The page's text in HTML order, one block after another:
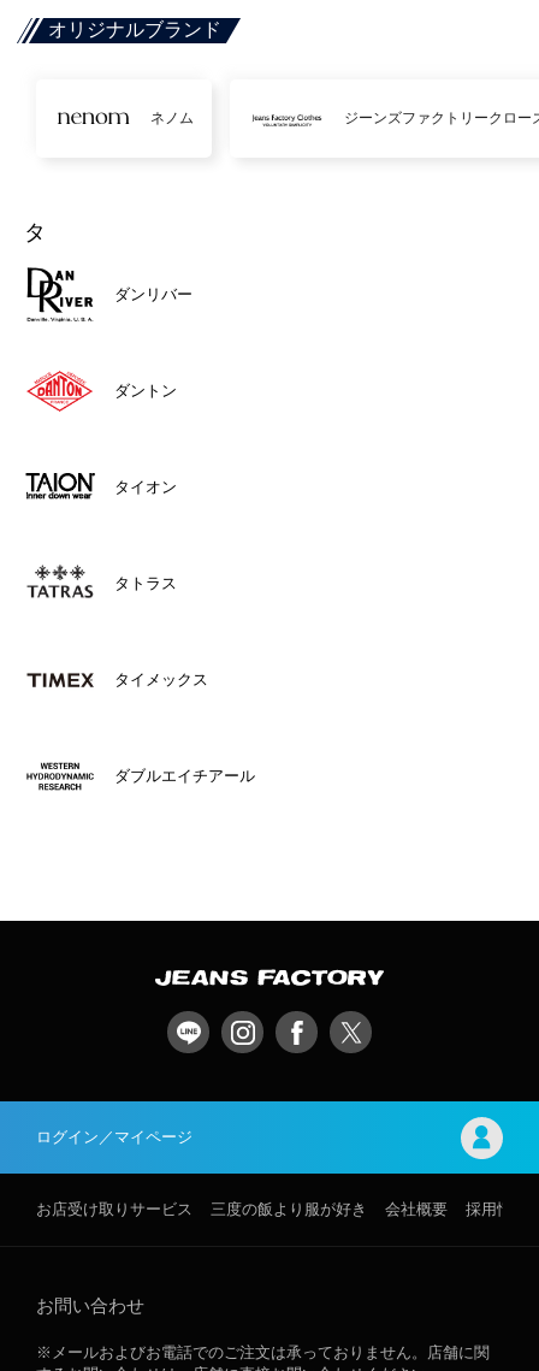
オリジナルブランド
ネノム ジーンズファクトリークロー
タ
ダンリバー
ダントン
タイオン
タトラス
タイメックス
ダブルエイチアール
ログイン／マイページ
お店受け取りサービス 三度の飯より服が好き 会社概要 採用情報
お問い合わせ
※メールおよびお電話でのご注文は承っておりません。店舗に関